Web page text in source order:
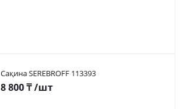
Сақина SEREBROFF 113393
8 800₸/шт